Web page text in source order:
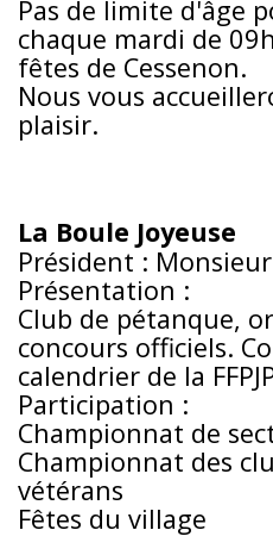
Pas de limite d'âge
chaque mardi de
fêtes de Cessenon.
Nous vous
plaisir.
La Boule Joyeuse
Président : Monsieur
Présentation :
Club de pétanque,
concours officiels.
calendrier de la
Participation :
Championnat de
Championnat des
vétérans
Fêtes du village